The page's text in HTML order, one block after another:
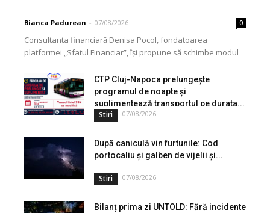
Bianca Padurean - 07/08/2026 0
Consultanta financiară Denisa Pocol, fondatoarea
platformei „Sfatul Financiar”, își propune să schimbe modul
de peste...
CTP Cluj-Napoca prelungește
programul de noapte și
suplimentează transportul pe durata...
Stiri 07/08/2026
După caniculă vin furtunile: Cod
portocaliu și galben de vijelii și...
Stiri 07/08/2026
Bilanț prima zi UNTOLD: Fără incidente